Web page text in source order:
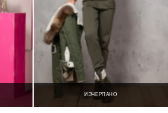
ИЗЧЕРПАНО